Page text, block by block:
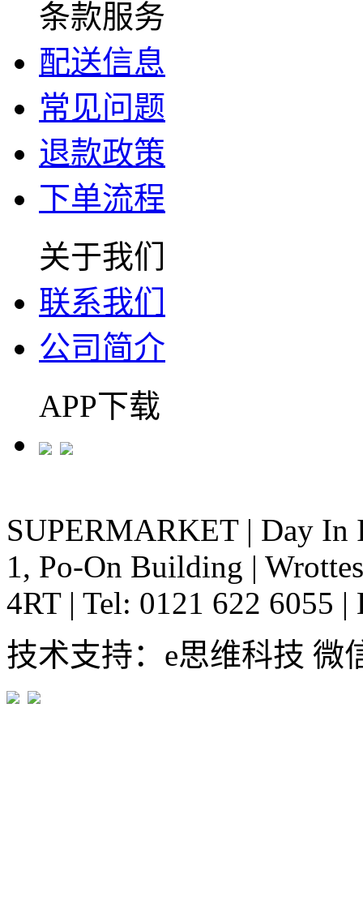
条款服务
配送信息
常见问题
退款政策
下单流程
关于我们
联系我们
公司简介
APP下载
SUPERMARKET | Day In
1, Po-On Building |
4RT | Tel: 0121 622 6055 |
技术支持：e思维科技 微